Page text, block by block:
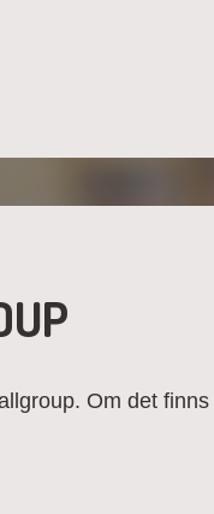
Om det